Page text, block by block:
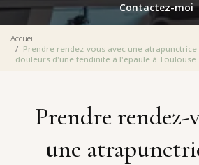
Contactez-moi
Accueil
Prendre rendez-vous avec une
douleurs d'une tendinite à l'épaule à Toulouse
Prendre rendez-
une